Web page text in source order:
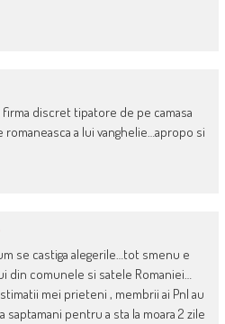
discret tipatore de pe camasa
a lui vanghelie…apropo si
se castiga alegerile…tot smenu e
din comunele si satele Romaniei…
mei prieteni , membrii ai Pnl au
pentru a sta la moara 2 zile